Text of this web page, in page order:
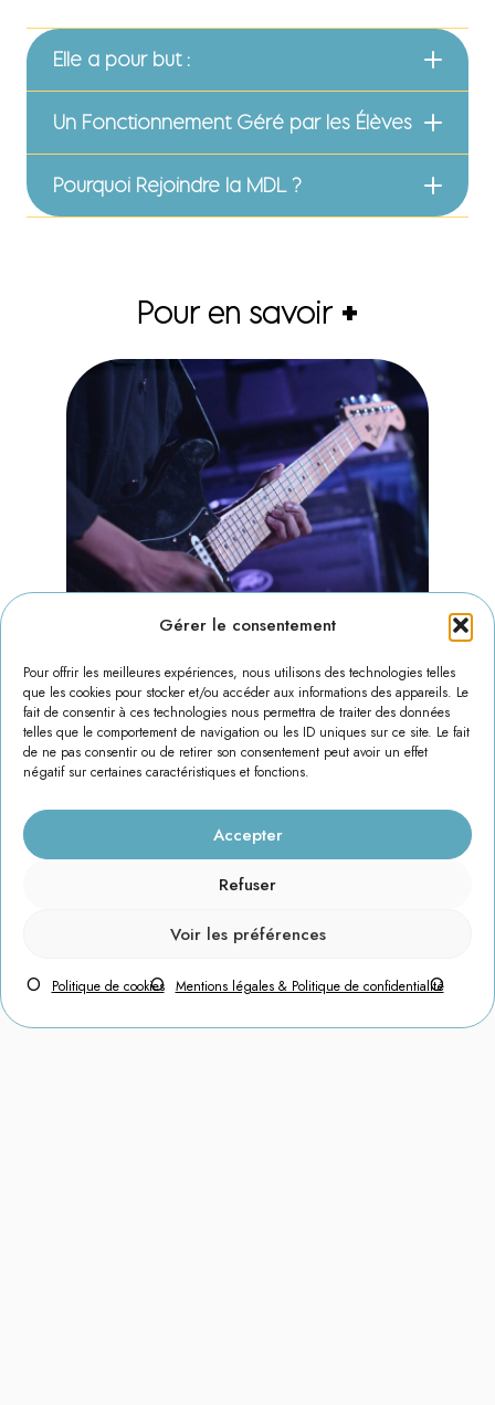
Gérer le consentement
Pour offrir les meilleures expériences, nous utilisons des technologies telles
que les cookies pour stocker et/ou accéder aux informations des appareils. Le
fait de consentir à ces technologies nous permettra de traiter des données
telles que le comportement de navigation ou les ID uniques sur ce site. Le fait
de ne pas consentir ou de retirer son consentement peut avoir un effet
négatif sur certaines caractéristiques et fonctions.
Accepter
Refuser
Voir les préférences
Politique de cookies Mentions légales & Politique de confidentialité
Elle a pour but :
Un Fonctionnement Géré par les Élèves
Pourquoi Rejoindre la MDL ?
Pour en savoir +
Clubs, Engagements & Ateliers